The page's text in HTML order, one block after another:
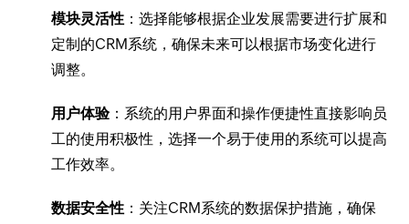
模块灵活性 ：选择能够根据企业发展需要进行扩展和
定制的CRM系统，确保未来可以根据市场变化进行
调整。
用户体验：系统的用户界面和操作便捷性直接影响员
工的使用积极性，选择一个易于使用的系统可以提高
工作效率。
数据安全性 ：关注CRM系统的数据保护措施，确保